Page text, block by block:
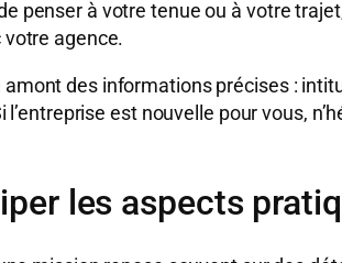
penser à votre tenue ou à votre
agence.
des informations précises :
l’entreprise est nouvelle pour vous,
les aspects